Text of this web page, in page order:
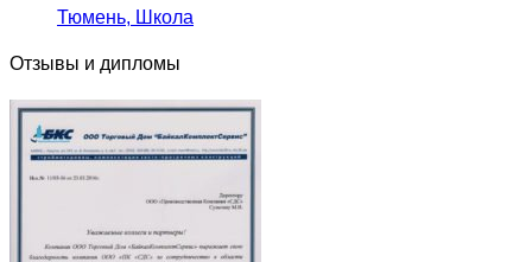
Тюмень, Школа
Отзывы и дипломы